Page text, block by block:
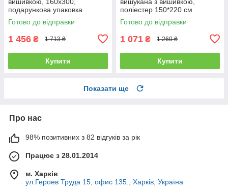
подарункова упаковка
160*300
Готово до відправки
1 456 ₴ 1 713 ₴
Купити
поліестер 150*220 см
150*220
Готово до відправки
1 071 ₴ 1 260 ₴
Купити
Показати ще
Про нас
98% позитивних з 82 відгуків за рік
Працює з 28.01.2014
м. Харків
ул.Героев Труда 15, офис 135., Харків, Україна